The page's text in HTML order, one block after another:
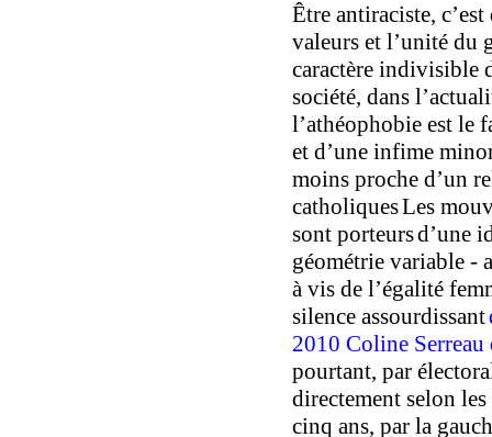
Être antiraciste,
valeurs et l’unité du
caractère indivisible
société, dans
l’athéophobie est le
et d’une infime
moins proche d’un
catholiquesLes
sont porteursd’une
géométrie variable -
à vis de l’égalité
silence assourdissant
2010 Coline
pourtant, par
directement selon les
cinq ans, par la